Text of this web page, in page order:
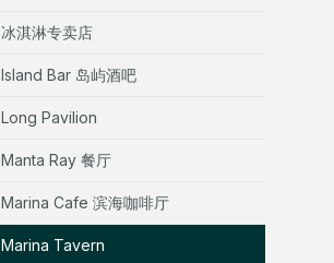
冰淇淋专卖店
Island Bar 岛屿酒吧
Long Pavilion
Manta Ray 餐厅
Marina Cafe 滨海咖啡厅
Marina Tavern